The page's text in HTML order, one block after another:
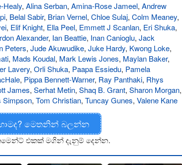
Healy, Alina Serban, Amina-Rose Jameel, Andrew
, Belal Sabir, Brian Vernel, Chloe Sulaj, Colm Meaney,
, Elif Knight, Ella Peel, Emmett J Scanlan, Eri Shuka,
Alexander, Ian Beattie, Inan Canioglu, Jack
Peters, Jude Akuwudike, Juke Hardy, Kwong Loke,
, Mads Koudal, Mark Lewis Jones, Maylan Baker,
Lavery, Orli Shuka, Paapa Essiedu, Pamela
, Pippa Bennett-Warner, Ray Panthaki, Rhys
James, Serhat Metin, Shaq B. Grant, Sharon Morgan,
Simpson, Tom Christian, Tuncay Gunes, Valene Kane
මෙතනින් බලන්න
එකක් මගින් දැනුම් දෙන්න.